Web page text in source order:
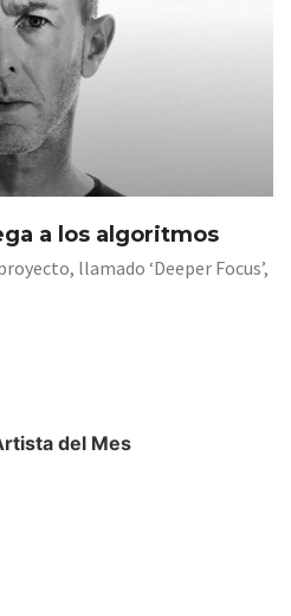
a los algoritmos
llamado ‘Deeper Focus’,
del Mes